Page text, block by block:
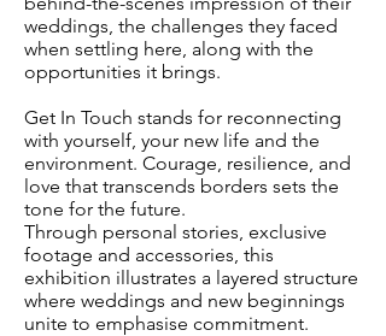
weddings, the challenges they faced
when settling here, along with the
opportunities it brings.
Get In Touch stands for reconnecting
with yourself, your new life and the
environment. Courage, resilience, and
love that transcends borders sets the
tone for the future.
Through personal stories, exclusive
footage and accessories, this
exhibition illustrates a layered structure
where weddings and new beginnings
unite to emphasise commitment.